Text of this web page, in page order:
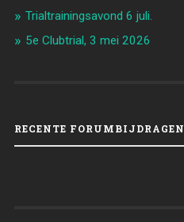
Trialtrainingsavond 6 juli.
5e Clubtrial, 3 mei 2026
RECENTE FORUMBIJDRAGEN